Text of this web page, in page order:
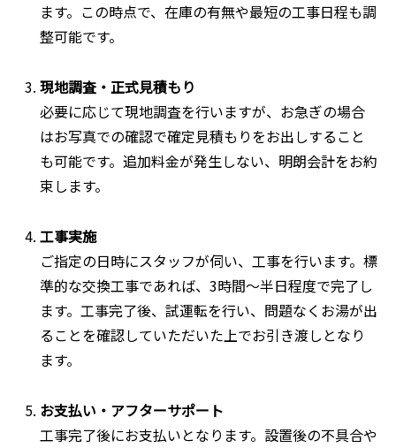
ます。この時点で、在庫の有無や最短の工事日程も調
整可能です。
現地調査・正式見積もり
必要に応じて現地調査を行いますが、お急ぎの場合
はお写真での確認で確定見積もりをお出しすること
も可能です。追加料金が発生しない、明朗会計をお約
束します。
工事実施
ご指定の日時にスタッフが伺い、工事を行います。標
準的な交換工事であれば、3時間〜半日程度で完了し
ます。工事完了後、試運転を行い、問題なくお湯が出
ることを確認していただいた上でお引き渡しとなり
ます。
お支払い・アフターサポート
工事完了後にお支払いとなります。設置後の不具合や